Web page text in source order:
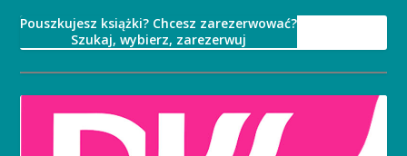
Pouszkujesz książki? Chcesz zarezerwować?
Szukaj, wybierz, zarezerwuj